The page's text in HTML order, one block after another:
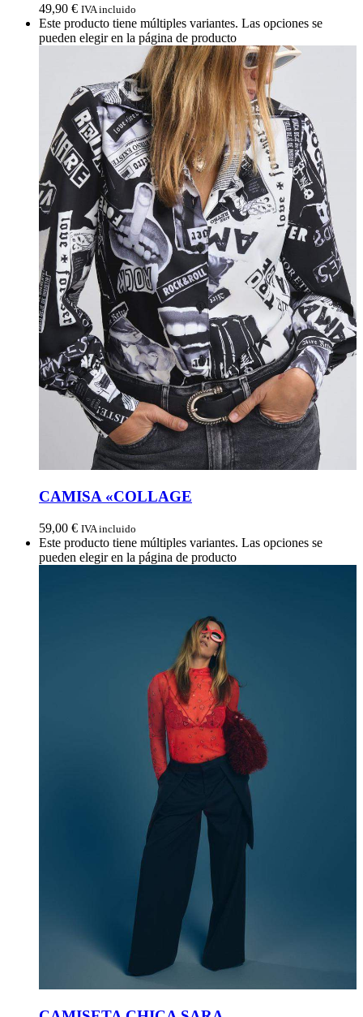
49,90 € IVA incluido
Este producto tiene múltiples variantes. Las opciones se
pueden elegir en la página de producto
CAMISA «COLLAGE
59,00 € IVA incluido
Este producto tiene múltiples variantes. Las opciones se
pueden elegir en la página de producto